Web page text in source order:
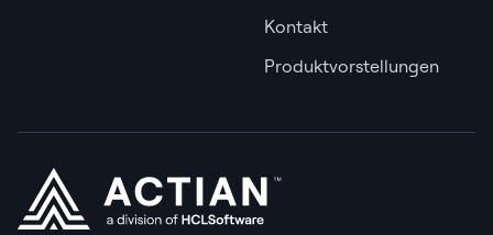
Kontakt
Produktvorstellungen